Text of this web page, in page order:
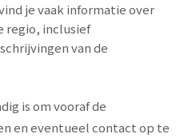
je vaak informatie over
regio, inclusief
van de
is om vooraf de
en eventueel contact op te